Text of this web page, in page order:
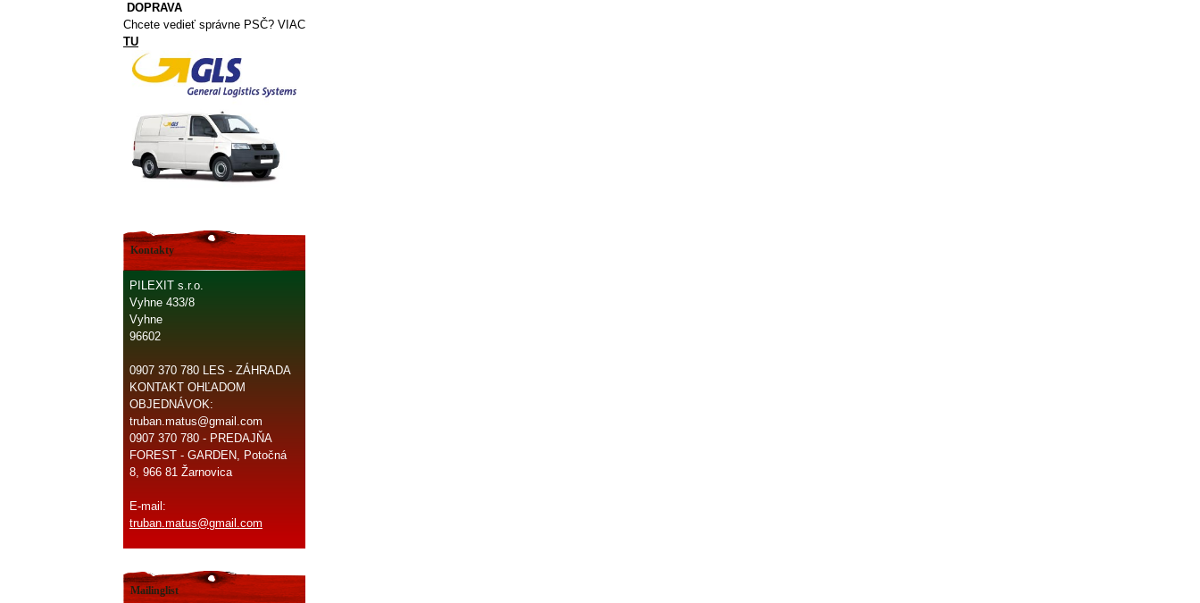
DOPRAVA
Chcete vedieť správne PSČ? VIAC
TU
Kontakty
PILEXIT s.r.o.
Vyhne 433/8
Vyhne
96602
0907 370 780 LES - ZÁHRADA
KONTAKT OHĽADOM
OBJEDNÁVOK:
truban.matus@gmail.com
0907 370 780 - PREDAJŇA
FOREST - GARDEN, Potočná
8, 966 81 Žarnovica
E-mail:
truban.matus@gmail.com
Mailinglist